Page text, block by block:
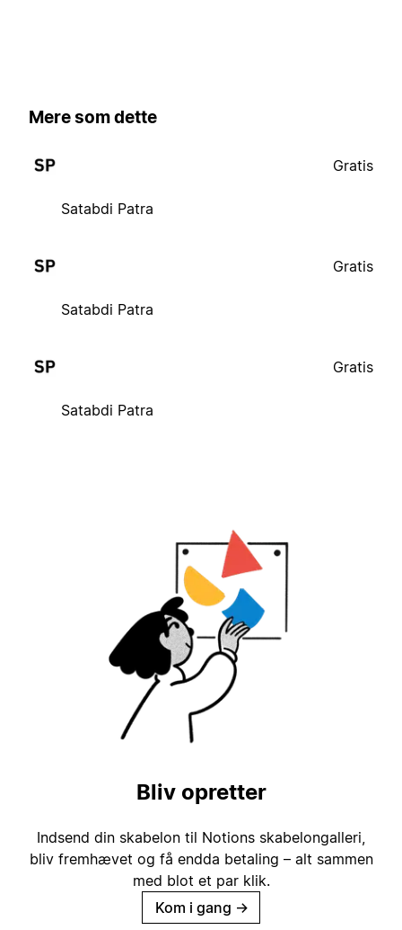
Mere som dette
Satabdi Patra
Gratis
Satabdi Patra
Gratis
Satabdi Patra
Gratis
Bliv opretter
Indsend din skabelon til Notions skabelongalleri,
bliv fremhævet og få endda betaling – alt sammen
med blot et par klik.
Kom i gang →